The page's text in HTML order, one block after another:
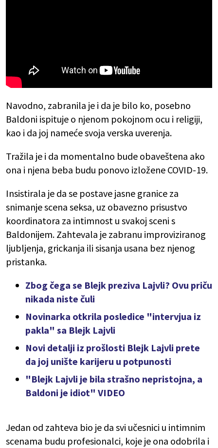
Navodno, zabranila je i da je bilo ko, posebno
Baldoni ispituje o njenom pokojnom ocu i religiji,
kao i da joj nameće svoja verska uverenja.
Tražila je i da momentalno bude obaveštena ako
ona i njena beba budu ponovo izložene COVID-19.
Insistirala je da se postave jasne granice za
snimanje scena seksa, uz obavezno prisustvo
koordinatora za intimnost u svakoj sceni s
Baldonijem. Zahtevala je zabranu improviziranog
ljubljenja, grickanja ili sisanja usana bez njenog
pristanka.
Zbog čega se Blejk preziva Lajvli? Ovu priču
nikada niste čuli
Novinarka otkrila posledice "intervjua iz
pakla" sa Blejk Lajvli
Novi detalji iz prošlosti Blejk Lajvli prete
da joj unište karijeru u potpunosti
"Blejk Lajvli je bila strašno nepristojna, a
Baldoni je idiot" VIDEO
Jedan od zahteva bio je da svi učesnici u intimnim
scenama budu profesionalci, koje je ona odobrila i